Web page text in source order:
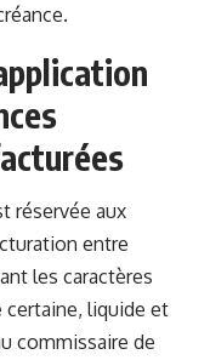
réservée aux
entre
les caractères
certaine, liquide et
commissaire de